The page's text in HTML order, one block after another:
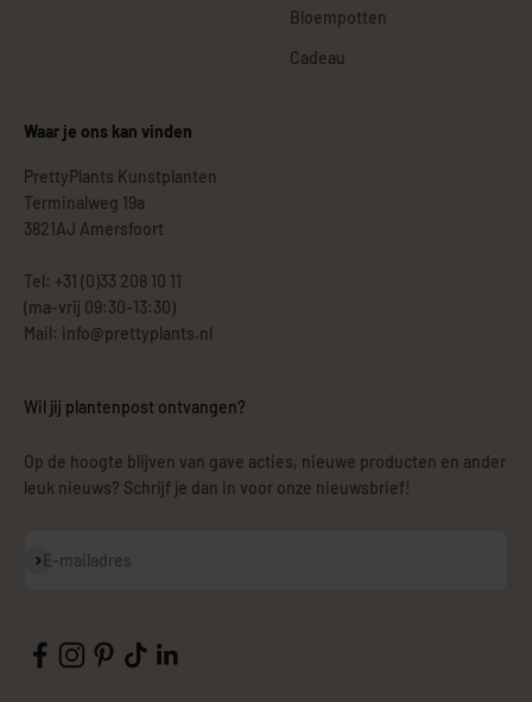
Bloempotten
Cadeau
Waar je ons kan vinden
PrettyPlants Kunstplanten
Terminalweg 19a
3821AJ Amersfoort
Tel: +31 (0)33 208 10 11
(ma-vrij 09:30-13:30)
Mail: info@prettyplants.nl
Wil jij plantenpost ontvangen?
Op de hoogte blijven van gave acties, nieuwe producten en ander
leuk nieuws? Schrijf je dan in voor onze nieuwsbrief!
E-mailadres
Abonneren